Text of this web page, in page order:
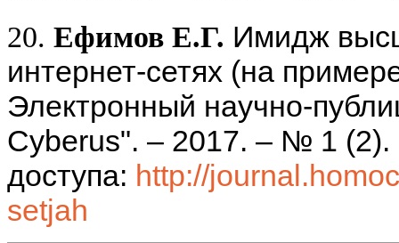
20. Ефимов Е.Г. Имидж
интернет-сетях (на
Электронный научно-
Cyberus". – 2017. – № 1
доступа: http://
setjah